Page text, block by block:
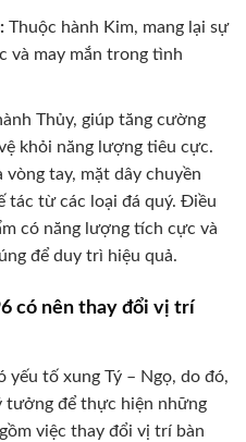
Thuộc hành Kim, mang lại sự
và may mắn trong tình
Thủy, giúp tăng cường
khỏi năng lượng tiêu cực.
vòng tay, mặt dây chuyền
tác từ các loại đá quý. Điều
có năng lượng tích cực và
để duy trì hiệu quả.
có nên thay đổi vị trí
yếu tố xung Tý – Ngọ, do đó,
tưởng để thực hiện những
việc thay đổi vị trí bàn